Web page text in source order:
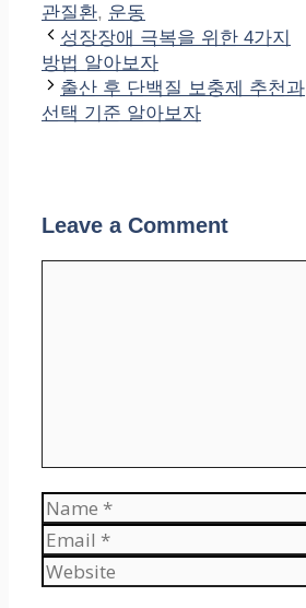
관질환, 운동
성장장애 극복을 위한 4가지
방법 알아보자
출산 후 단백질 보충제 추천과
선택 기준 알아보자
Leave a Comment
Name
Email
Website